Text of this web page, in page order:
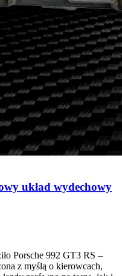
układ wydechowy
Porsche 992 GT3 RS –
z myślą o kierowcach,